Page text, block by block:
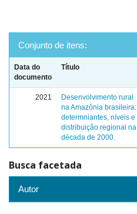
Conjunto de itens:
Data do
documento
Título
2021
Desenvolvimento rural
na Amazônia brasileira:
determniantes, níveis e
distribuição regional na
década de 2000.
Busca facetada
Autor